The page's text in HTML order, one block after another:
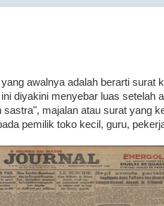
awalnya adalah berarti surat
diyakini menyebar luas setelah
majalan atau surat yang
pemilik toko kecil, guru,